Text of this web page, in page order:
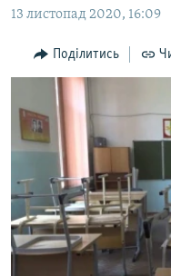
до
навігації
Перейти
пошуку
ПОЛІТИКА
БЛОГИ
ПОГЛЯД
ІНТЕРВ'Ю
ВСЕ ЗА ДЕНЬ
СПЕЦПРОЕКТИ
ДЕПОРТАЦІЯ
ВІДЕОУРОКИ «ELIFBE»
ЯК ОБІЙТИ
13 листопад 2020, 16:09
Поділитись